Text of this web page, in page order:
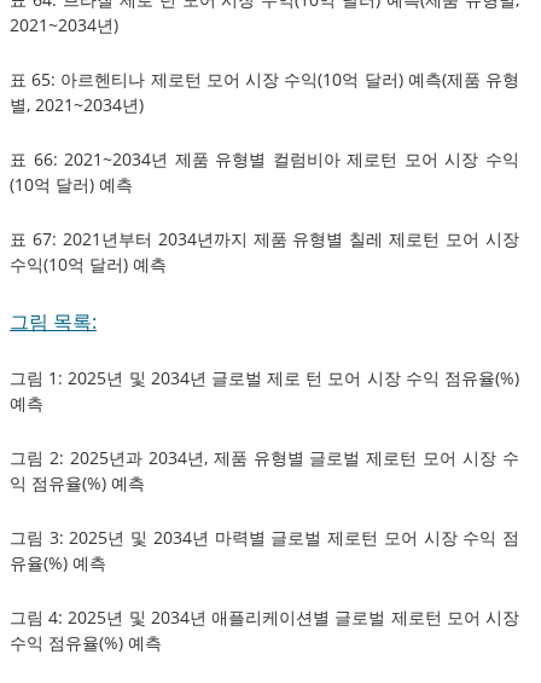
2021~2034년)
표 65: 아르헨티나 제로턴 모어 시장 수익(10억 달러) 예측(제품 유형
별, 2021~2034년)
표 66: 2021~2034년 제품 유형별 컬럼비아 제로턴 모어 시장 수익
(10억 달러) 예측
표 67: 2021년부터 2034년까지 제품 유형별 칠레 제로턴 모어 시장
수익(10억 달러) 예측
그림 목록:
그림 1: 2025년 및 2034년 글로벌 제로 턴 모어 시장 수익 점유율(%)
예측
그림 2: 2025년과 2034년, 제품 유형별 글로벌 제로턴 모어 시장 수
익 점유율(%) 예측
그림 3: 2025년 및 2034년 마력별 글로벌 제로턴 모어 시장 수익 점
유율(%) 예측
그림 4: 2025년 및 2034년 애플리케이션별 글로벌 제로턴 모어 시장
수익 점유율(%) 예측